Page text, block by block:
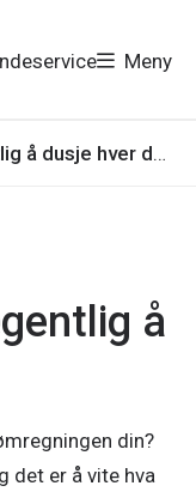
Meny
Hva koster det egentlig å dusje hver dag?
å
din?
det er å vite hva